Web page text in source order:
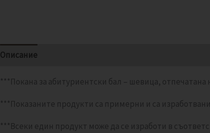
Описание
***Покана за абитуриентски бал – шевица, отпечатана
***Показаните продукти са примерни и са
***Всеки един продукт може да се изработи в